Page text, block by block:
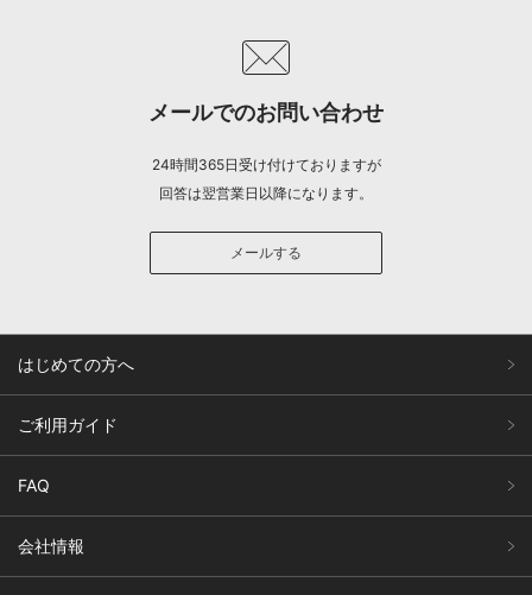
メールでのお問い合わせ
24時間365日受け付けておりますが
回答は翌営業日以降になります。
メールする
はじめての方へ
ご利用ガイド
FAQ
会社情報